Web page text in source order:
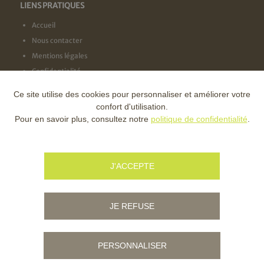
LIENS PRATIQUES
Accueil
Nous contacter
Mentions légales
Confidentialité
NOS LABELS
Ce site utilise des cookies pour personnaliser et améliorer votre
confort d'utilisation.
Pour en savoir plus, consultez notre politique de confidentialité
J'ACCEPTE
JE REFUSE
PERSONNALISER